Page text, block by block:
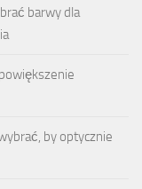
barwy dla
by optycznie